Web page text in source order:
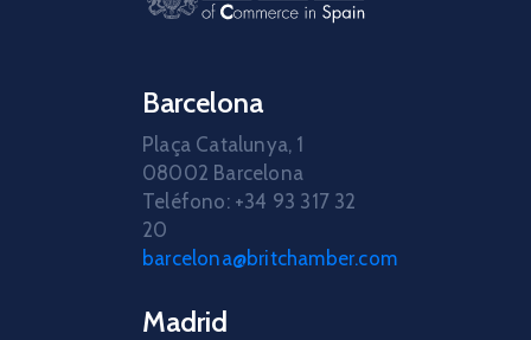
Barcelona
Plaça Catalunya, 1
08002 Barcelona
Teléfono: +34 93 317 32
20
barcelona@britchamber.com
Madrid